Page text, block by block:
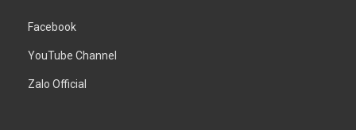
Facebook
YouTube Channel
Zalo Official